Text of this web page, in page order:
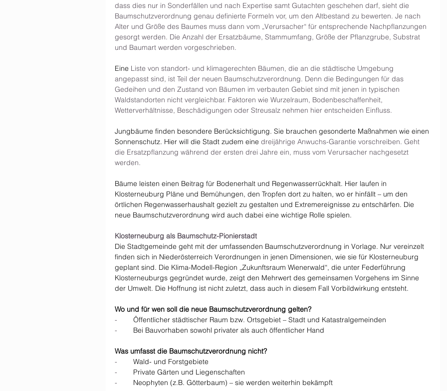
dass dies nur in Sonderfällen und nach Expertise samt Gutachten geschehen darf, sieht die
Baumschutzverordnung genau definierte Formeln vor, um den Altbestand zu bewerten. Je nach
Alter und Größe des Baumes muss dann vom „Verursacher“ für entsprechende Nachpflanzungen
gesorgt werden. Die Anzahl der Ersatzbäume, Stammumfang, Größe der Pflanzgrube, Substrat
und Baumart werden vorgeschrieben.
Eine Liste von standort- und klimagerechten Bäumen, die an die städtische Umgebung
angepasst sind, ist Teil der neuen Baumschutzverordnung. Denn die Bedingungen für das
Gedeihen und den Zustand von Bäumen im verbauten Gebiet sind mit jenen in typischen
Waldstandorten nicht vergleichbar. Faktoren wie Wurzelraum, Bodenbeschaffenheit,
Wetterverhältnisse, Beschädigungen oder Streusalz nehmen hier entscheiden Einfluss.
Jungbäume finden besondere Berücksichtigung. Sie brauchen gesonderte Maßnahmen wie einen
Sonnenschutz. Hier will die Stadt zudem eine dreijährige Anwuchs-Garantie vorschreiben. Geht
die Ersatzpflanzung während der ersten drei Jahre ein, muss vom Verursacher nachgesetzt
werden.
Bäume leisten einen Beitrag für Bodenerhalt und Regenwasserrückhalt. Hier laufen in
Klosterneuburg Pläne und Bemühungen, den Tropfen dort zu halten, wo er hinfällt – um den
örtlichen Regenwasserhaushalt gezielt zu gestalten und Extremereignisse zu entschärfen. Die
neue Baumschutzverordnung wird auch dabei eine wichtige Rolle spielen.
Klosterneuburg als Baumschutz-Pionierstadt
Die Stadtgemeinde geht mit der umfassenden Baumschutzverordnung in Vorlage. Nur vereinzelt
finden sich in Niederösterreich Verordnungen in jenen Dimensionen, wie sie für Klosterneuburg
geplant sind. Die Klima-Modell-Region „Zukunftsraum Wienerwald“, die unter Federführung
Klosterneuburgs gegründet wurde, zeigt den Mehrwert des gemeinsamen Vorgehens im Sinne
der Umwelt. Die Hoffnung ist nicht zuletzt, dass auch in diesem Fall Vorbildwirkung entsteht.
Wo und für wen soll die neue Baumschutzverordnung gelten?
- Öffentlicher städtischer Raum bzw. Ortsgebiet – Stadt und Katastralgemeinden
- Bei Bauvorhaben sowohl privater als auch öffentlicher Hand
Was umfasst die Baumschutzverordnung nicht?
- Wald- und Forstgebiete
- Private Gärten und Liegenschaften
- Neophyten (z.B. Götterbaum) – sie werden weiterhin bekämpft